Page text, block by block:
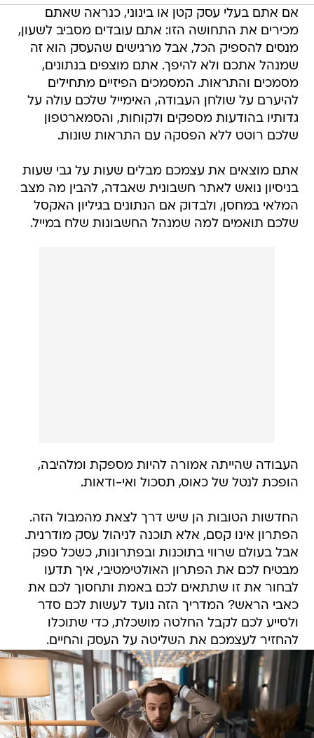
אם אתם בעלי עסק קטן או בינוני, כנראה שאתם
מכירים את התחושה הזו: אתם עובדים מסביב לשעון,
מנסים להספיק הכל, אבל מרגישים שהעסק הוא זה
שמנהל אתכם ולא להיפך. אתם מוצפים בנתונים,
מסמכים והתראות. המסמכים הפיזיים מתחילים
להיערם על שולחן העבודה, האימייל שלכם עולה על
גדותיו בהודעות מספקים ולקוחות, והסמארטפון
שלכם רוטט ללא הפסקה עם התראות שונות.
אתם מוצאים את עצמכם מבלים שעות על גבי שעות
בניסיון נואש לאתר חשבונית שאבדה, להבין מה מצב
המלאי במחסן, ולבדוק אם הנתונים בגיליון האקסל
שלכם תואמים למה שמנהל החשבונות שלח במייל.
העבודה שהייתה אמורה להיות מספקת ומלהיבה,
הופכת לנטל של כאוס, תסכול ואי-ודאות.
החדשות הטובות הן שיש דרך לצאת מהמבול הזה.
הפתרון אינו קסם, אלא תוכנה לניהול עסק מודרנית.
אבל בעולם שרווי בתוכנות ובפתרונות, כשכל ספק
מבטיח לכם את הפתרון האולטימטיבי, איך תדעו
לבחור את זו שתתאים לכם באמת ותחסוך לכם את
כאבי הראש? המדריך הזה נועד לעשות לכם סדר
ולסייע לכם לקבל החלטה מושכלת, כדי שתוכלו
להחזיר לעצמכם את השליטה על העסק והחיים.